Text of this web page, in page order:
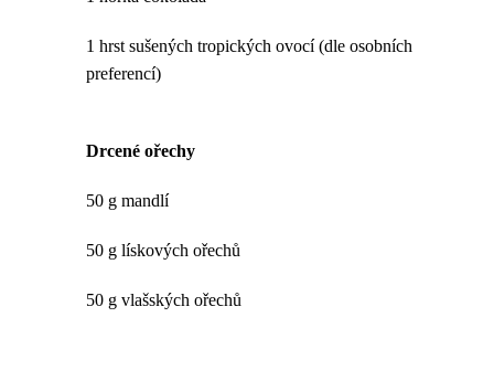
1 hrst sušených tropických ovocí (dle osobních
preferencí)
Drcené ořechy
50 g mandlí
50 g lískových ořechů
50 g vlašských ořechů